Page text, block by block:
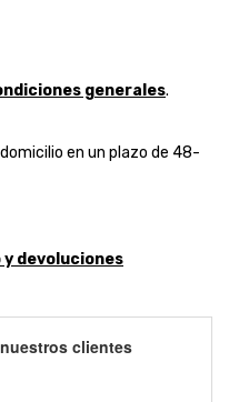
generales.
en un plazo de 48-
devoluciones
clientes